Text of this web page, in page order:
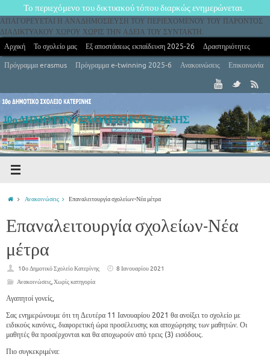
Το περιεχόμενο του δικτυακού τόπου διαρκώς ενημερώνεται.
ΑΠΑΓΟΡΕΥΕΤΑΙ Η ΑΝΑΔΗΜΟΣΙΕΥΣΗ ΤΟΥ ΠΕΡΙΕΧΟΜΕΝΟΥ ΤΟΥ ΠΑΡΟΝΤΟΣ
ΔΙΑΔΙΚΤΥΑΚΟΥ ΧΩΡΟΥ ΧΩΡΙΣ ΤΗΝ ΑΔΕΙΑ ΤΟΥ ΣΥΝΤΑΚΤΗ.
Αρχική
Το σχολείο μας Εξ αποστάσεως εκπαίδευση 2025-26
Δραστηριότητες
Πρόγραμμα erasmus
Πρόγραμμα e-twinning 2025-6 Ανακοινώσεις Επικοινωνία
10ο ΔΗΜΟΤΙΚΟ ΣΧΟΛΕΙΟ ΚΑΤΕΡΙΝΗΣ
10ο Δημοτικό Σχολείο Κατερίνης
Ανακοινώσεις Επαναλειτουργία σχολείων-Νέα μέτρα
Επαναλειτουργία σχολείων-Νέα
μέτρα
10ο Δημοτικό Σχολείο Κατερίνης
8 Ιανουαρίου 2021
Ανακοινώσεις,Χωρίς κατηγορία
Αγαπητοί γονείς,
Σας ενημερώνουμε ότι τη Δευτέρα 11 Ιανουαρίου 2021 θα ανοίξει το σχολείο με
ειδικούς κανόνες, διαφορετική ώρα προσέλευσης και αποχώρησης των μαθητών. Οι
μαθητές θα προσέρχονται και θα αποχωρούν από τρεις (3) εισόδους.
Πιο συγκεκριμένα: